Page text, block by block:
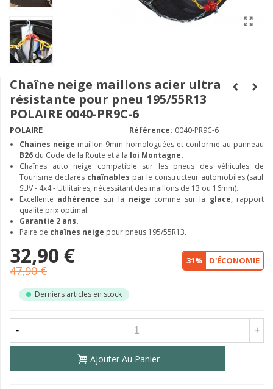
Chaîne neige maillons acier ultra
résistante pour pneu 195/55R13
POLAIRE 0040-PR9C-6
POLAIRE Référence: 0040-PR9C-6
Chaines neige maillon 9mm homologuées et conforme au panneau
B26 du Code de la Route et à la loi Montagne.
Chaînes auto neige compatible sur les pneus des véhicules de
Tourisme déclarés chaînables par le constructeur automobiles.(sauf
SUV - 4x4 - Utilitaires, nécessitant des maillons de 13 ou 16mm).
Excellente adhérence sur la neige comme sur la glace, rapport
qualité prix optimal.
Garantie 2 ans.
Paire de chaînes neige pour pneus 195/55R13.
32,90 €
47,90 €
31% D'ÉCONOMIE
Derniers articles en stock
- +
Ajouter Au Panier